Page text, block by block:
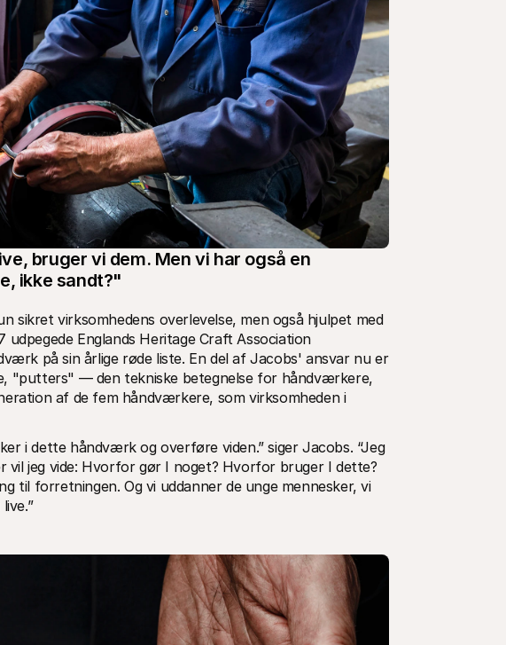
bruger vi dem. Men vi har også en
ikke sandt?"
sikret virksomhedens overlevelse, men også hjulpet med
på sin årlige røde liste. En del af Jacobs' ansvar nu er
"putters" — den tekniske betegnelse for håndværkere,
af de fem håndværkere, som virksomheden i
i dette håndværk og overføre viden.” siger Jacobs. “Jeg
jeg vide: Hvorfor gør I noget? Hvorfor bruger I dette?
til forretningen. Og vi uddanner de unge mennesker, vi